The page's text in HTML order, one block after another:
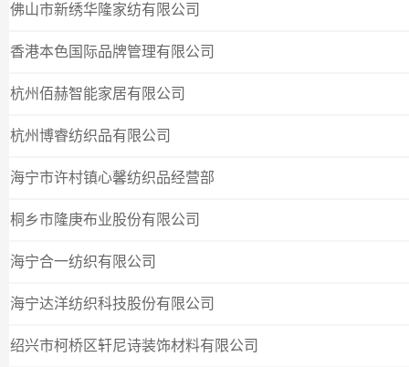
佛山市新绣华隆家纺有限公司
香港本色国际品牌管理有限公司
杭州佰赫智能家居有限公司
杭州博睿纺织品有限公司
海宁市许村镇心馨纺织品经营部
桐乡市隆庚布业股份有限公司
海宁合一纺织有限公司
海宁达洋纺织科技股份有限公司
绍兴市柯桥区轩尼诗装饰材料有限公司